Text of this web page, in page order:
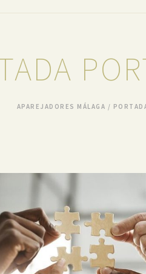
APAREJADORES MÁLAGA /